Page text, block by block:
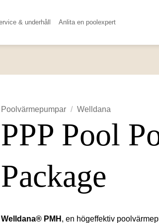
& underhåll Anlita en poolexpert
Poolvärmepumpar / Welldana
PPP Pool
Package
Welldana® PMH , en högeffektiv